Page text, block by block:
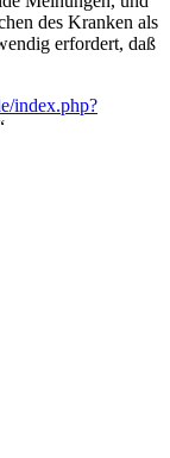
des Kranken als
erfordert, daß
index.php?